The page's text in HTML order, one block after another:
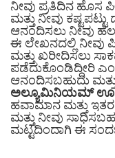
ನೀವು ಪ್ರತಿದಿನ ಹೊಸ
ಮತ್ತು ನೀವು
ಆನಂದಿಸಲು ನೀವು
ಈ ಲೇಖನದಲ್ಲಿ ನೀವು
ಮತ್ತು ಖರೀದಿಸಲು
ಪಡೆದುಕೊಂಡಿದ್ದೀರಿ
ಆನಂದಿಸಬಹುದು
ಅಲ್ಯೂಮಿನಿಯಮ್
ಹವಾಮಾನ ಮತ್ತು
ಮತ್ತು ನೀವು
ಮಟ್ಟದಿಂದಾಗಿ ಈ